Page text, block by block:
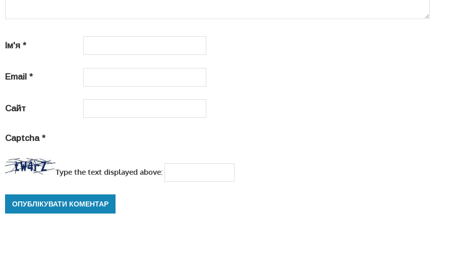
Ім'я *
Email *
Сайт
Captcha *
Type the text displayed above: